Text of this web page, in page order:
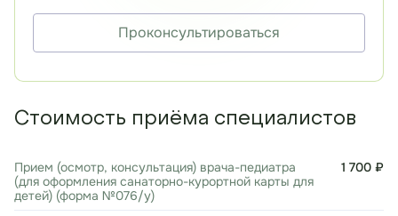
Проконсультироваться
Стоимость приёма специалистов
Прием (осмотр, консультация) врача-педиатра
(для оформления санаторно-курортной карты для
детей) (форма №076/у)
1 700 ₽